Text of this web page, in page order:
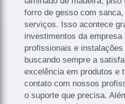
forro de gesso com
serviços. Isso acontece
investimentos da empresa
profissionais e
buscando sempre a
excelência em produtos e
contato com nossos
o suporte que precisa.